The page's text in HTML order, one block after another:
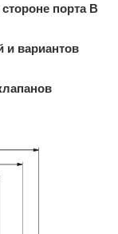
порта B
и вариантов